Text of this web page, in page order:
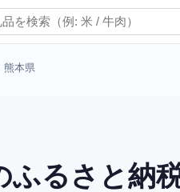
熊本県
ふるさと納